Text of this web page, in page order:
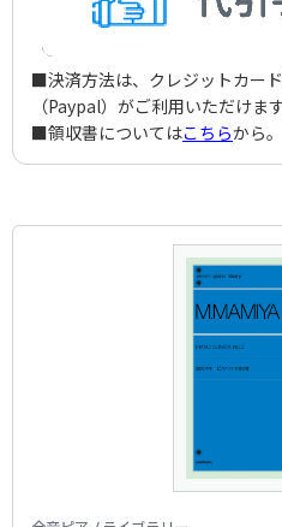
■決済方法は、クレジットカー
（Paypal）がご利用いただけます
■領収書についてはこちらから。